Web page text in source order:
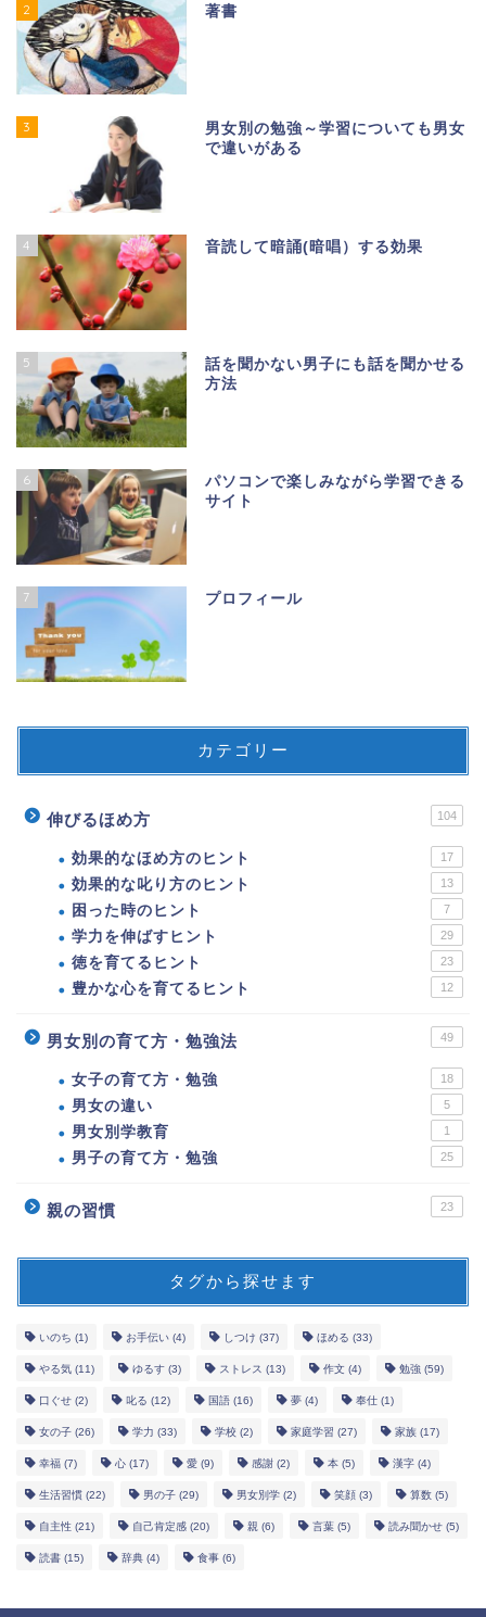
2 著書
3
男女別の勉強～学習についても男女
で違いがある
4 音読して暗誦(暗唱）する効果
5
話を聞かない男子にも話を聞かせる
方法
6
パソコンで楽しみながら学習できる
サイト
7 プロフィール
カテゴリー
伸びるほめ方 104
効果的なほめ方のヒント 17
効果的な叱り方のヒント 13
困った時のヒント 7
学力を伸ばすヒント 29
徳を育てるヒント 23
豊かな心を育てるヒント 12
男女別の育て方・勉強法 49
女子の育て方・勉強 18
男女の違い 5
男女別学教育 1
男子の育て方・勉強 25
親の習慣 23
タグから探せます
いのち (1) お手伝い (4) しつけ (37) ほめる (33)
やる気 (11) ゆるす (3) ストレス (13) 作文 (4) 勉強 (59)
口ぐせ (2) 叱る (12) 国語 (16) 夢 (4) 奉仕 (1)
女の子 (26) 学力 (33) 学校 (2) 家庭学習 (27) 家族 (17)
幸福 (7) 心 (17) 愛 (9) 感謝 (2) 本 (5) 漢字 (4)
生活習慣 (22) 男の子 (29) 男女別学 (2) 笑顔 (3) 算数 (5)
自主性 (21) 自己肯定感 (20) 親 (6) 言葉 (5) 読み聞かせ (5)
読書 (15) 辞典 (4) 食事 (6)